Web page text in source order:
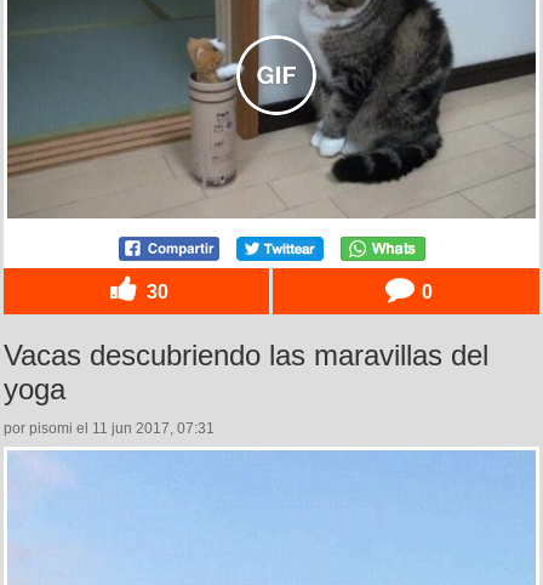
30 0
Vacas descubriendo las maravillas del
yoga
por pisomi el 11 jun 2017, 07:31